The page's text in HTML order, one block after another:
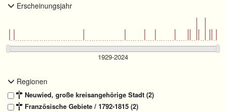
Erscheinungsjahr
Regionen
Neuwied, große kreisangehörige Stadt (2)
Französische Gebiete / 1792-1815 (2)